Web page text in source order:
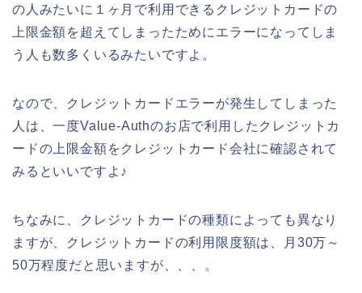
の人みたいに１ヶ月で利用できるクレジットカードの
上限金額を超えてしまったためにエラーになってしま
う人も数多くいるみたいですよ。
なので、クレジットカードエラーが発生してしまった
人は、一度Value-Authのお店で利用したクレジットカ
ードの上限金額をクレジットカード会社に確認されて
みるといいですよ♪
ちなみに、クレジットカードの種類によっても異なり
ますが、クレジットカードの利用限度額は、月30万～
50万程度だと思いますが、、、。